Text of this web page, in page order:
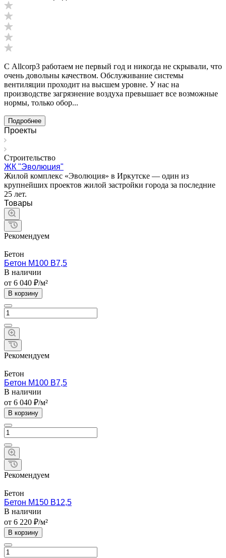
С Allcorp3 работаем не первый год и никогда не скрывали, что
очень довольны качеством. Обслуживание системы
вентиляции проходит на высшем уровне. У нас на
производстве загрязнение воздуха превышает все возможные
нормы, только обор...
Подробнее
Проекты
Строительство
ЖК "Эволюция"
Жилой комплекс «Эволюция» в Иркутске — один из
крупнейших проектов жилой застройки города за последние
25 лет.
Товары
Рекомендуем
Бетон
Бетон М100 B7,5
В наличии
от 6 040 ₽/м²
В корзину
Рекомендуем
Бетон
Бетон М100 B7,5
В наличии
от 6 040 ₽/м²
В корзину
Рекомендуем
Бетон
Бетон М150 В12,5
В наличии
от 6 220 ₽/м²
В корзину